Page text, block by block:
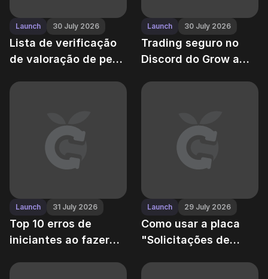
Launch 30 July 2026
Lista de verificação
de valoração de pets:
criaturas justamente
Launch 30 July 2026
Trading seguro no
Discord do Grow a
definitivo
Launch 31 July 2026
Top 10 erros de
iniciantes ao fazer
Launch 29 July 2026
Como usar a placa
"Solicitações de
Garden